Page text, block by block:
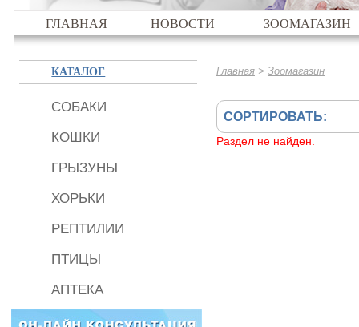
ГЛАВНАЯ НОВОСТИ ЗООМАГАЗИН
Главная> Зоомагазин
СОРТИРОВАТЬ:
Раздел не найден.
КАТАЛОГ
СОБАКИ
КОШКИ
ГРЫЗУНЫ
ХОРЬКИ
РЕПТИЛИИ
ПТИЦЫ
АПТЕКА